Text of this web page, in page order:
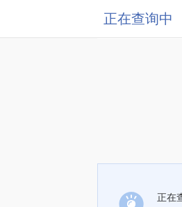
正在查询中
正在